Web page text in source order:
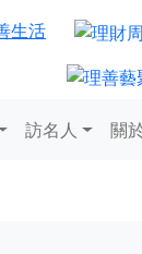
訪名人 關